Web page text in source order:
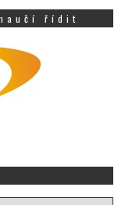
řídit